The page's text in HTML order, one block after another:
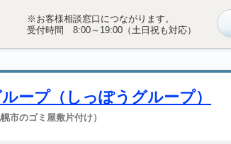
※お客様相談窓口につながります。
受付時間 8:00～19:00（土日祝も対応）
ープ（しっぽうグループ）
幌市のゴミ屋敷片付け）